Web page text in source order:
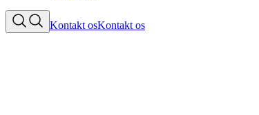
Kontakt osKontakt os